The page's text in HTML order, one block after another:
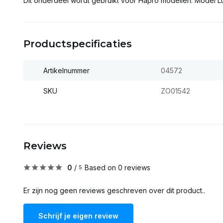
Productspecificaties
Artikelnummer 04572
SKU ZO01542
Reviews
0 / 5 Based on 0 reviews
Er zijn nog geen reviews geschreven over dit product..
Schrijf je eigen review